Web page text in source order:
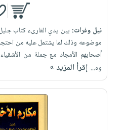
نيل وفرات: بين يدي القارىء كتاب
موضوعه وذلك لما يشتمل عليه من
أصحابهم الأمجاد مع جملة من
وه... إقرأ المزيد »